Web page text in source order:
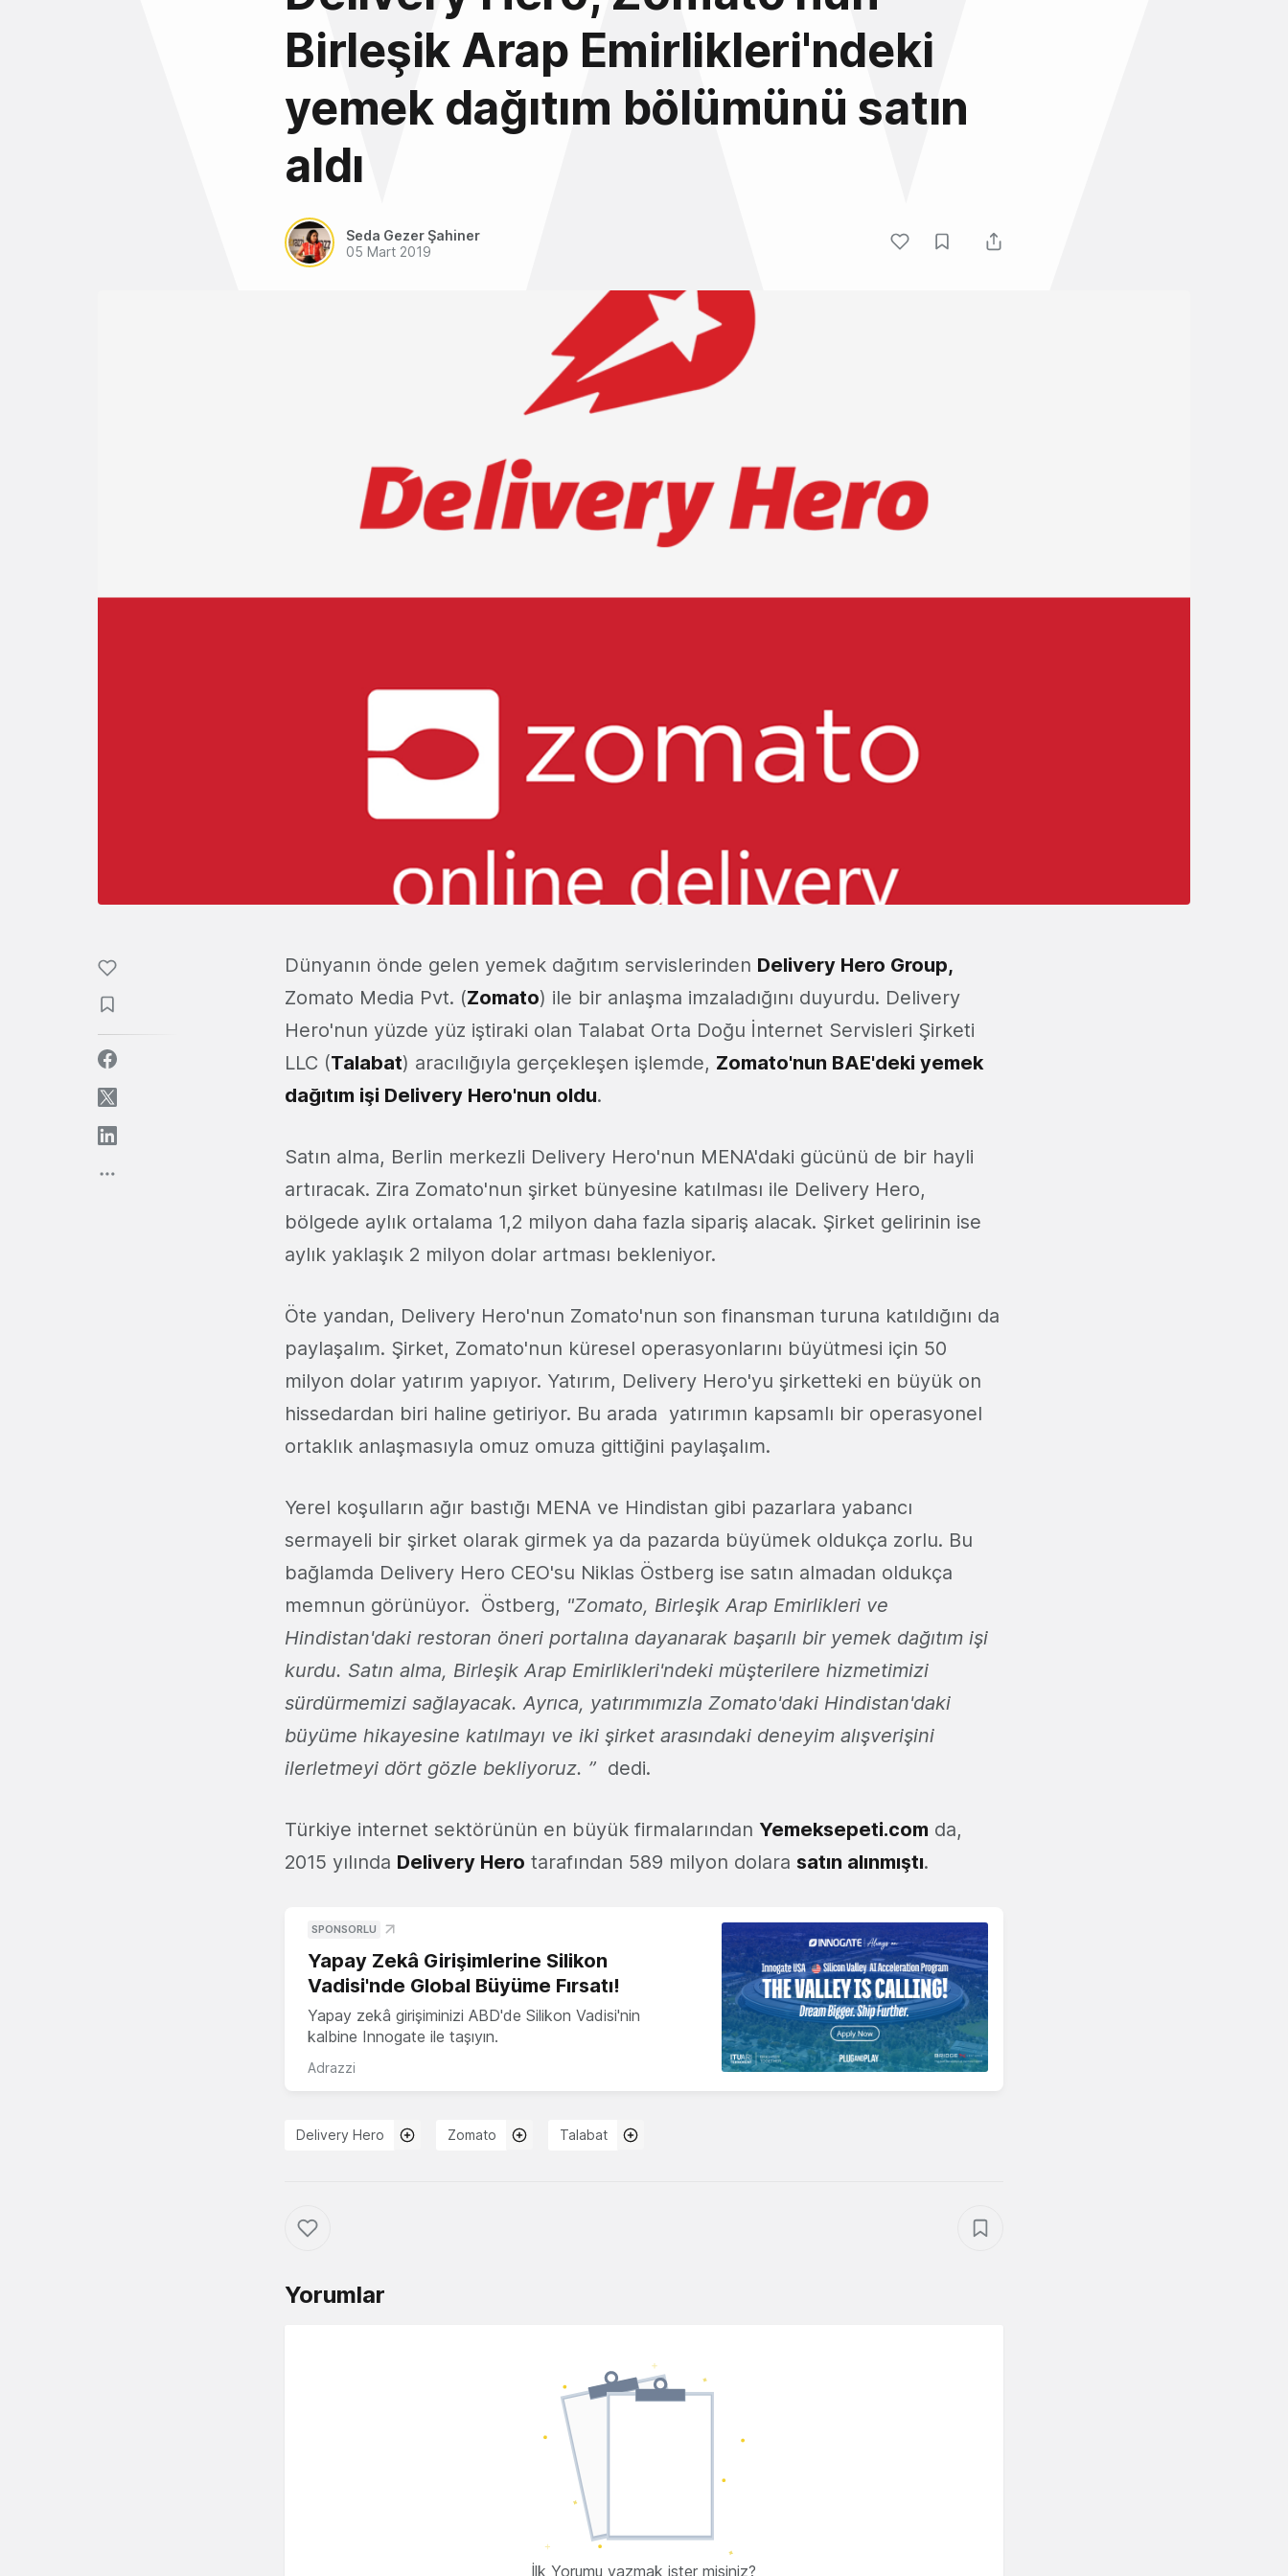
Birleşik Arap Emirlikleri'ndeki
yemek dağıtım bölümünü satın
aldı
Seda Gezer Şahiner
05 Mart 2019
Dünyanın önde gelen yemek dağıtım servislerinden Delivery Hero Group,
Zomato Media Pvt. (Zomato) ile bir anlaşma imzaladığını duyurdu. Delivery
Hero'nun yüzde yüz iştiraki olan Talabat Orta Doğu İnternet Servisleri Şirketi
LLC (Talabat) aracılığıyla gerçekleşen işlemde, Zomato'nun BAE'deki yemek
dağıtım işi Delivery Hero'nun oldu.
Satın alma, Berlin merkezli Delivery Hero'nun MENA'daki gücünü de bir hayli
artıracak. Zira Zomato'nun şirket bünyesine katılması ile Delivery Hero,
bölgede aylık ortalama 1,2 milyon daha fazla sipariş alacak. Şirket gelirinin ise
aylık yaklaşık 2 milyon dolar artması bekleniyor.
Öte yandan, Delivery Hero'nun Zomato'nun son finansman turuna katıldığını da
paylaşalım. Şirket, Zomato'nun küresel operasyonlarını büyütmesi için 50
milyon dolar yatırım yapıyor. Yatırım, Delivery Hero'yu şirketteki en büyük on
hissedardan biri haline getiriyor. Bu arada yatırımın kapsamlı bir operasyonel
ortaklık anlaşmasıyla omuz omuza gittiğini paylaşalım.
Yerel koşulların ağır bastığı MENA ve Hindistan gibi pazarlara yabancı
sermayeli bir şirket olarak girmek ya da pazarda büyümek oldukça zorlu. Bu
bağlamda Delivery Hero CEO'su Niklas Östberg ise satın almadan oldukça
memnun görünüyor. Östberg, "Zomato, Birleşik Arap Emirlikleri ve
Hindistan'daki restoran öneri portalına dayanarak başarılı bir yemek dağıtım işi
kurdu. Satın alma, Birleşik Arap Emirlikleri'ndeki müşterilere hizmetimizi
sürdürmemizi sağlayacak. Ayrıca, yatırımımızla Zomato'daki Hindistan'daki
büyüme hikayesine katılmayı ve iki şirket arasındaki deneyim alışverişini
ilerletmeyi dört gözle bekliyoruz. ” dedi.
Türkiye internet sektörünün en büyük firmalarından Yemeksepeti.com da,
2015 yılında Delivery Hero tarafından 589 milyon dolara satın alınmıştı.
SPONSORLU
Yapay Zekâ Girişimlerine Silikon
Vadisi'nde Global Büyüme Fırsatı!
Yapay zekâ girişiminizi ABD'de Silikon Vadisi'nin
kalbine Innogate ile taşıyın.
Adrazzi
Delivery Hero Zomato Talabat
Yorumlar
İlk Yorumu yazmak ister misiniz?